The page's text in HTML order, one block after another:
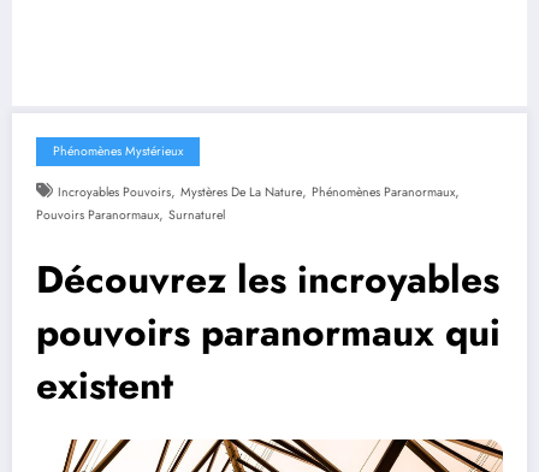
Phénomènes Mystérieux
Incroyables Pouvoirs, Mystères De La Nature, Phénomènes Paranormaux,
Pouvoirs Paranormaux, Surnaturel
Découvrez les incroyables
pouvoirs paranormaux qui
existent